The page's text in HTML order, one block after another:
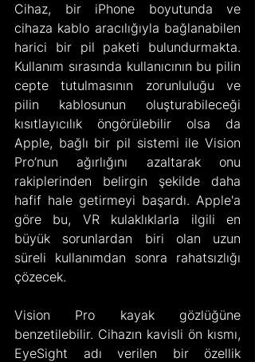
Cihaz, bir iPhone boyutunda ve
cihaza kablo aracılığıyla bağlanabilen
harici bir pil paketi bulundurmakta.
Kullanım sırasında kullanıcının bu pilin
cepte tutulmasının zorunluluğu ve
pilin kablosunun oluşturabileceği
kısıtlayıcılık öngörülebilir olsa da
Apple, bağlı bir pil sistemi ile Vision
Pro’nun ağırlığını azaltarak onu
rakiplerinden belirgin şekilde daha
hafif hale getirmeyi başardı. Apple'a
göre bu, VR kulaklıklarla ilgili en
büyük sorunlardan biri olan uzun
süreli kullanımdan sonra rahatsızlığı
çözecek.
Vision Pro kayak gözlüğüne
benzetilebilir. Cihazın kavisli ön kısmı,
EyeSight adı verilen bir özellik